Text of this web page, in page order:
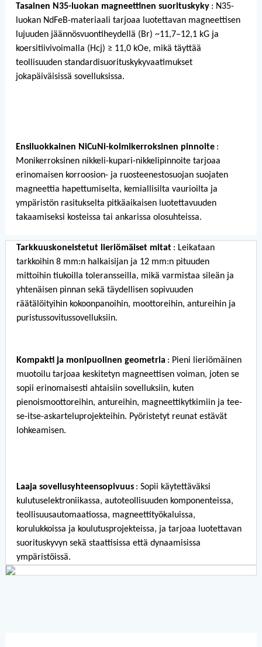
Tasainen N35-luokan magneettinen suorituskyky : N35-
luokan NdFeB-materiaali tarjoaa luotettavan magneettisen
lujuuden jäännösvuontiheydellä (Br) ~11,7–12,1 kG ja
koersitiivivoimalla (Hcj) ≥ 11,0 kOe, mikä täyttää
teollisuuden standardisuorituskykyvaatimukset
jokapäiväisissä sovelluksissa.
Ensiluokkainen NiCuNi-kolmikerroksinen pinnoite :
Monikerroksinen nikkeli-kupari-nikkelipinnoite tarjoaa
erinomaisen korroosion- ja ruosteenestosuojan suojaten
magneettia hapettumiselta, kemiallisilta vaurioilta ja
ympäristön rasitukselta pitkäaikaisen luotettavuuden
takaamiseksi kosteissa tai ankarissa olosuhteissa.
Tarkkuuskoneistetut lieriömäiset mitat : Leikataan
tarkkoihin 8 mm:n halkaisijan ja 12 mm:n pituuden
mittoihin tiukoilla toleransseilla, mikä varmistaa sileän ja
yhtenäisen pinnan sekä täydellisen sopivuuden
räätälöityihin kokoonpanoihin, moottoreihin, antureihin ja
puristussovitussovelluksiin.
Kompakti ja monipuolinen geometria : Pieni lieriömäinen
muotoilu tarjoaa keskitetyn magneettisen voiman, joten se
sopii erinomaisesti ahtaisiin sovelluksiin, kuten
pienoismoottoreihin, antureihin, magneettikytkimiin ja tee-
se-itse-askarteluprojekteihin. Pyöristetyt reunat estävät
lohkeamisen.
Laaja sovellusyhteensopivuus : Sopii käytettäväksi
kulutuselektroniikassa, autoteollisuuden komponenteissa,
teollisuusautomaatiossa, magneettityökaluissa,
korulukkoissa ja koulutusprojekteissa, ja tarjoaa luotettavan
suorituskyvyn sekä staattisissa että dynaamisissa
ympäristöissä.